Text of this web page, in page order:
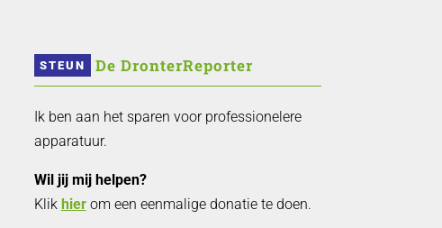
STEUN De DronterReporter
Ik ben aan het sparen voor professionelere
apparatuur.
Wil jij mij helpen?
Klik hierom een eenmalige donatie te doen.